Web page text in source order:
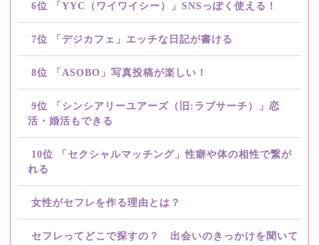
6位 「YYC（ワイワイシー）」SNSっぽく使える！
7位 「デジカフェ」エッチな日記が書ける
8位 「ASOBO」写真投稿が楽しい！
9位 「シンシアリーユアーズ（旧:ラブサーチ）」恋
活・婚活もできる
10位 「セクシャルマッチング」性癖や体の相性で繋が
れる
女性がセフレを作る理由とは？
セフレってどこで探すの？ 出会いのきっかけを聞いて